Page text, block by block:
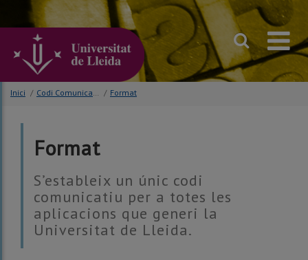
principal
pàgina
Inici / Codi Comunicatiu / Format
Format
S’estableix un únic codi
comunicatiu per a totes les
aplicacions que generi la
Universitat de Lleida.